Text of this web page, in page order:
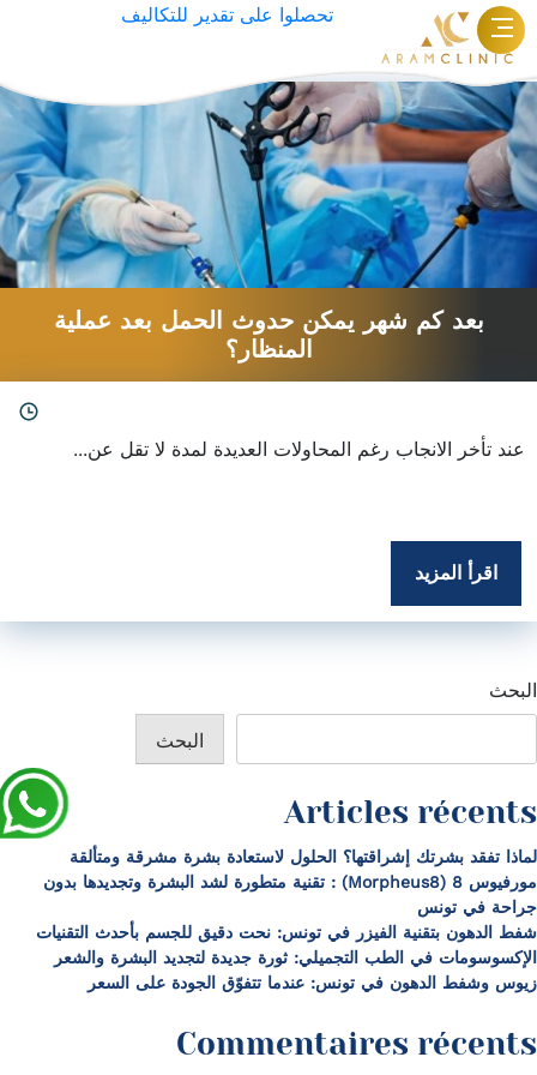
تحصلوا على تقدير للتكاليف
الوسم:الحمل
بعد كم شهر يمكن حدوث الحمل بعد عملية
المنظار؟
عند تأخر الانجاب رغم المحاولات العديدة لمدة لا تقل عن...
اقرأ المزيد
البحث
البحث
Articles récents
لماذا تفقد بشرتك إشراقتها؟ الحلول لاستعادة بشرة مشرقة ومتألقة
مورفيوس 8 (Morpheus8) : تقنية متطورة لشد البشرة وتجديدها بدون
جراحة في تونس
شفط الدهون بتقنية الفيزر في تونس: نحت دقيق للجسم بأحدث التقنيات
الإكسوسومات في الطب التجميلي: ثورة جديدة لتجديد البشرة والشعر
زيوس وشفط الدهون في تونس: عندما تتفوّق الجودة على السعر
Commentaires récents